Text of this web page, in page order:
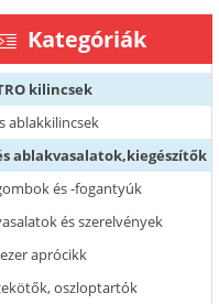
Kategóriák
kilincsek
ablakkilincsek
ablakvasalatok,kiegészítők
és -fogantyúk
és szerelvények
aprócikk
oszloptartók